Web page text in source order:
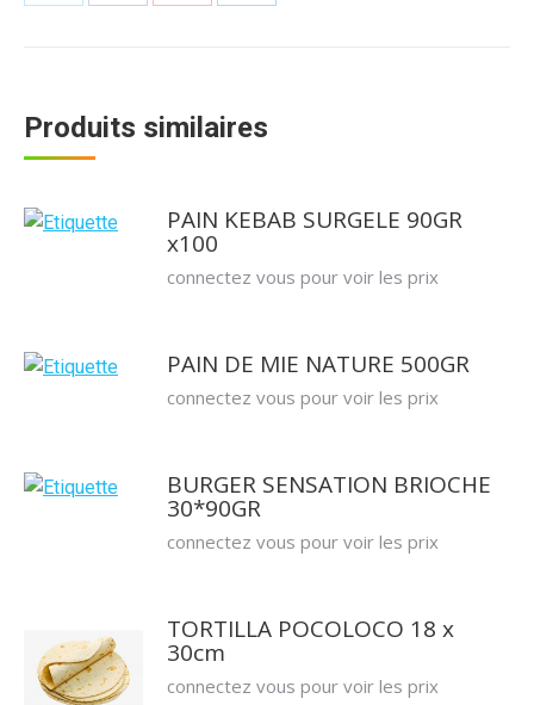
Produits similaires
PAIN KEBAB SURGELE 90GR
x100
connectez vous pour voir les prix
PAIN DE MIE NATURE 500GR
connectez vous pour voir les prix
BURGER SENSATION BRIOCHE
30*90GR
connectez vous pour voir les prix
TORTILLA POCOLOCO 18 x
30cm
connectez vous pour voir les prix